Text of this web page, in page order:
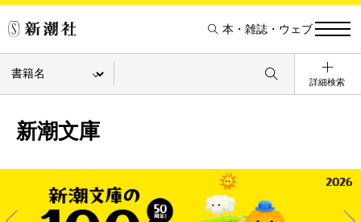
本・雑誌・ウェブ
詳細検索
新潮文庫